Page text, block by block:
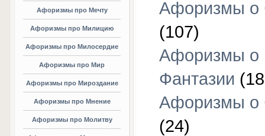
Афоризмы про Мечту
Афоризмы про Милицию
Афоризмы про Милосердие
Афоризмы про Мир
Афоризмы про Мироздание
Афоризмы про Мнение
Афоризмы про Молитву
Афоризмы о
(107)
Афоризмы о
Фантазии
Афоризмы о
(24)